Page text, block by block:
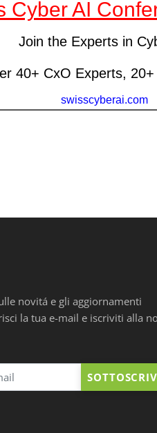
novitá e gli aggiornamenti
la tua e-mail e iscriviti alla